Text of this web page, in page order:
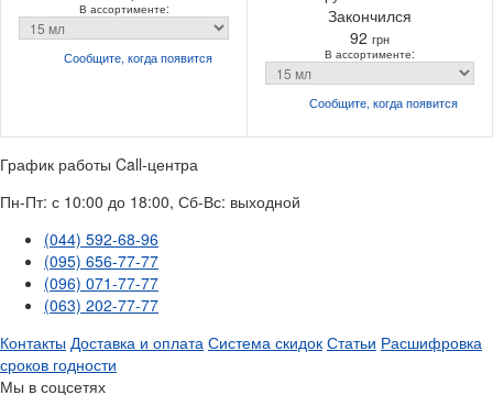
В ассортименте:
Сообщите, когдапоявится
Закончился
92 грн
В ассортименте:
Сообщите, когдапоявится
График работы Call-центра
Пн-Пт: с 10:00 до 18:00, Сб-Вс: выходной
(044) 592-68-96
(095) 656-77-77
(096) 071-77-77
(063) 202-77-77
Контакты Доставка и оплата Система скидок Статьи Расшифровка
сроков годности
Мы в соцсетях